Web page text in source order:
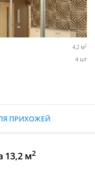
4,2 м2
4 шт
ПРИХОЖЕЙ
13,2 м2